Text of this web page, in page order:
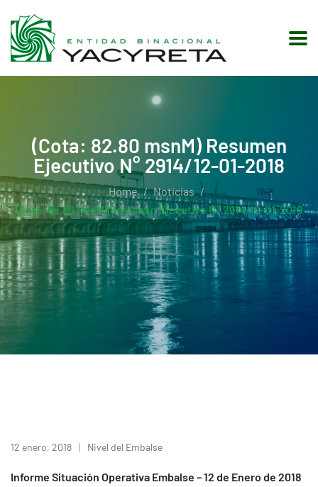
(Cota: 82.80 msnM) Resumen
Ejecutivo N° 2914/12-01-2018
Home
Noticias
(Cota: 82.80 MsnM) Resumen Ejecutivo N° 2914/12-01-2018
12 enero, 2018 Nivel del Embalse
Informe Situación Operativa Embalse – 12 de Enero de 2018